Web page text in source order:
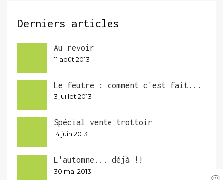
Derniers articles
Au revoir
11 août 2013
Le feutre : comment c'est fait...
3 juillet 2013
Spécial vente trottoir
14 juin 2013
L'automne... déjà !!
30 mai 2013